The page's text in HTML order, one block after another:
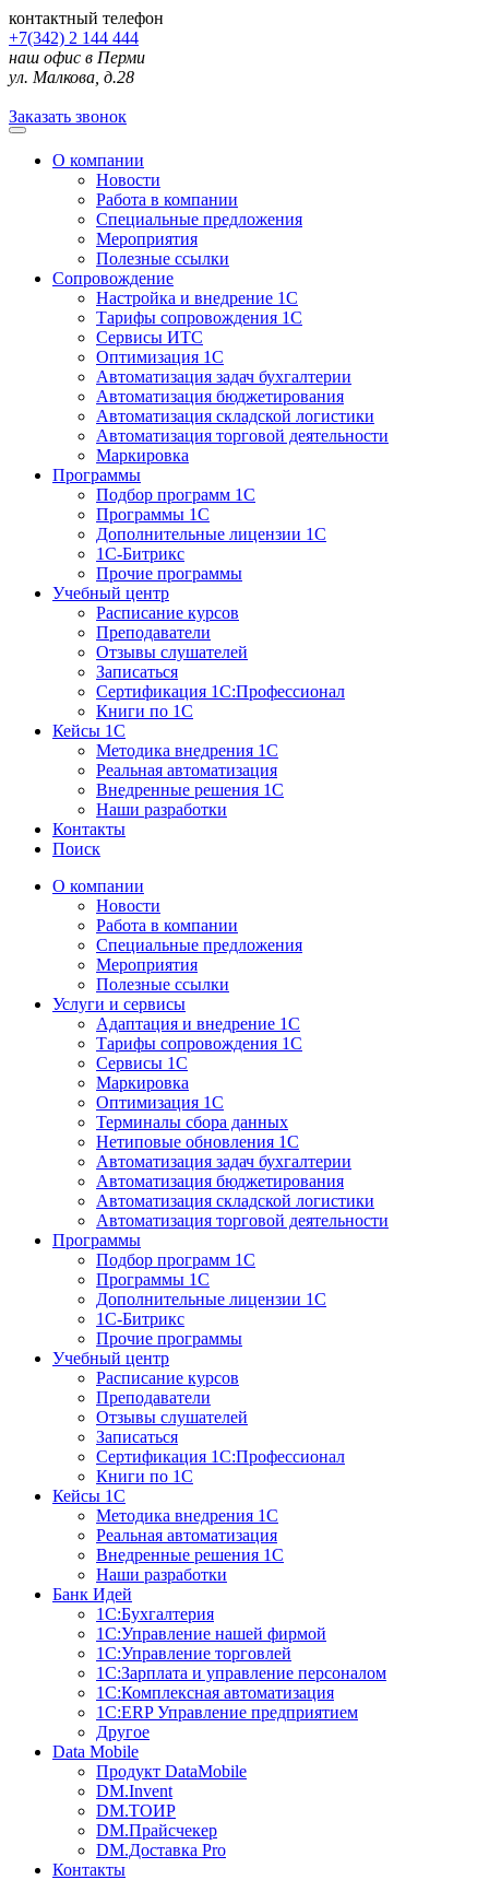
контактный телефон
+7(342) 2 144 444
наш офис в Перми
ул. Малкова, д.28
Заказать звонок
О компании
Новости
Работа в компании
Специальные предложения
Мероприятия
Полезные ссылки
Сопровождение
Настройка и внедрение 1С
Тарифы сопровождения 1С
Сервисы ИТС
Оптимизация 1С
Автоматизация задач бухгалтерии
Автоматизация бюджетирования
Автоматизация складской логистики
Автоматизация торговой деятельности
Маркировка
Программы
Подбор программ 1С
Программы 1С
Дополнительные лицензии 1С
1С-Битрикс
Прочие программы
Учебный центр
Расписание курсов
Преподаватели
Отзывы слушателей
Записаться
Сертификация 1С:Профессионал
Книги по 1С
Кейсы 1С
Методика внедрения 1С
Реальная автоматизация
Внедренные решения 1С
Наши разработки
Контакты
Поиск
О компании
Новости
Работа в компании
Специальные предложения
Мероприятия
Полезные ссылки
Услуги и сервисы
Адаптация и внедрение 1С
Тарифы сопровождения 1С
Сервисы 1С
Маркировка
Оптимизация 1С
Терминалы сбора данных
Нетиповые обновления 1С
Автоматизация задач бухгалтерии
Автоматизация бюджетирования
Автоматизация складской логистики
Автоматизация торговой деятельности
Программы
Подбор программ 1С
Программы 1С
Дополнительные лицензии 1С
1С-Битрикс
Прочие программы
Учебный центр
Расписание курсов
Преподаватели
Отзывы слушателей
Записаться
Сертификация 1С:Профессионал
Книги по 1С
Кейсы 1С
Методика внедрения 1С
Реальная автоматизация
Внедренные решения 1С
Наши разработки
Банк Идей
1С:Бухгалтерия
1С:Управление нашей фирмой
1С:Управление торговлей
1С:Зарплата и управление персоналом
1С:Комплексная автоматизация
1С:ERP Управление предприятием
Другое
Data Mobile
Продукт DataMobile
DM.Invent
DM.ТОИР
DM.Прайсчекер
DM.Доставка Pro
Контакты